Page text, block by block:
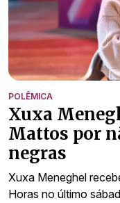
POLÊMICA
Xuxa
Mattos por
negras
Xuxa Meneghel
Horas no último